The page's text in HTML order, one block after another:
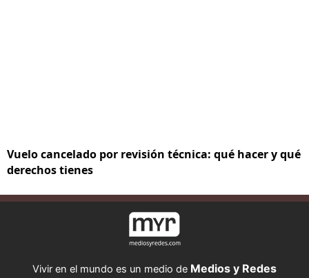
Vuelo cancelado por revisión técnica: qué hacer y qué
derechos tienes
Vivir en el mundo es un medio de Medios y Redes